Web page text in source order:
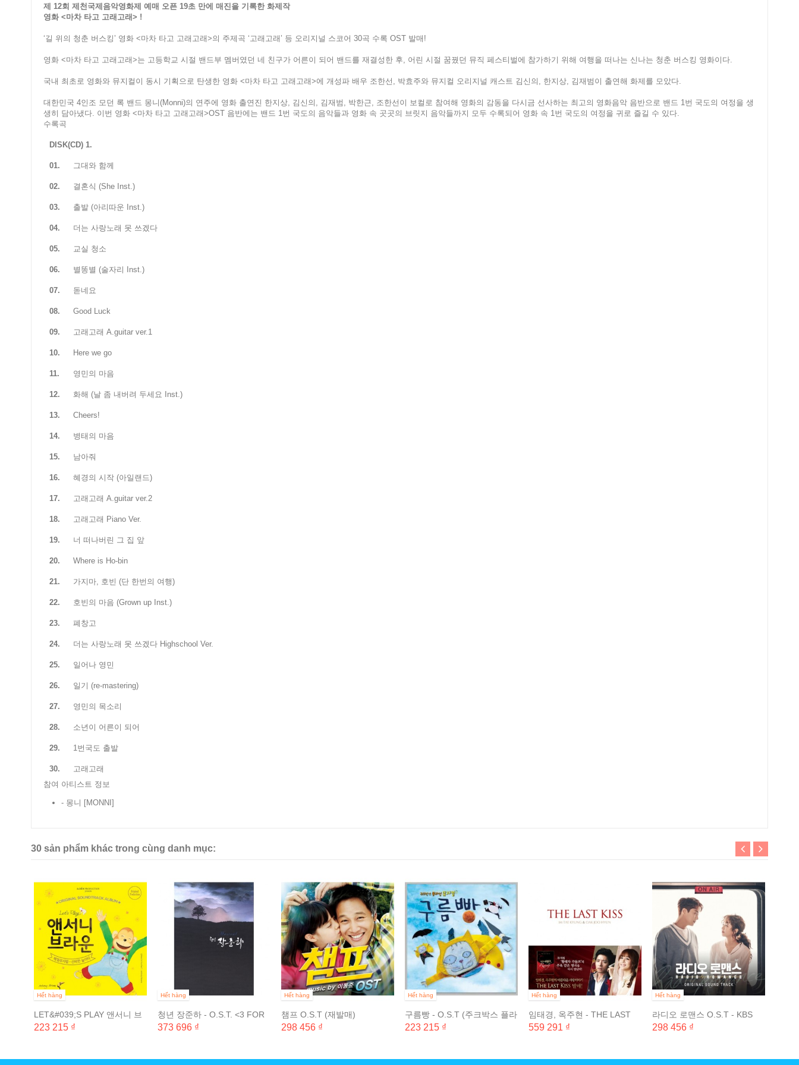
제 12회 제천국제음악영화제 예매 오픈 19초 만에 매진을 기록한 화제작
영화 <마차 타고 고래고래> !
‘길 위의 청춘 버스킹’ 영화 <마차 타고 고래고래>의 주제곡 ‘고래고래’ 등 오리지널 스코어 30곡 수록 OST 발매!
영화 <마차 타고 고래고래>는 고등학교 시절 밴드부 멤버였던 네 친구가 어른이 되어 밴드를 재결성한 후, 어린 시절 꿈꿨던 뮤직 페스티벌에 참가하기 위해 여행을 떠나는 신나는 청춘 버스킹 영화이다.
국내 최초로 영화와 뮤지컬이 동시 기획으로 탄생한 영화 <마차 타고 고래고래>에 개성파 배우 조한선, 박효주와 뮤지컬 오리지널 캐스트 김신의, 한지상, 김재범이 출연해 화제를 모았다.
대한민국 4인조 모던 록 밴드 몽니(Monni)의 연주에 영화 출연진 한지상, 김신의, 김재범, 박한근, 조한선이 보컬로 참여해 영화의 감동을 다시금 선사하는 최고의 영화음악 음반으로 밴드 1번 국도의 여정을 생
생히 담아냈다. 이번 영화 <마차 타고 고래고래>OST 음반에는 밴드 1번 국도의 음악들과 영화 속 곳곳의 브릿지 음악들까지 모두 수록되어 영화 속 1번 국도의 여정을 귀로 즐길 수 있다.
수록곡
DISK(CD) 1.
01. 그대와 함께
02. 결혼식 (She Inst.)
03. 출발 (아리따운 Inst.)
04. 더는 사랑노래 못 쓰겠다
05. 교실 청소
06. 별똥별 (술자리 Inst.)
07. 돋네요
08. Good Luck
09. 고래고래 A.guitar ver.1
10. Here we go
11. 영민의 마음
12. 화해 (날 좀 내버려 두세요 Inst.)
13. Cheers!
14. 병태의 마음
15. 남아줘
16. 혜경의 시작 (아일랜드)
17. 고래고래 A.guitar ver.2
18. 고래고래 Piano Ver.
19. 너 떠나버린 그 집 앞
20. Where is Ho-bin
21. 가지마, 호빈 (단 한번의 여행)
22. 호빈의 마음 (Grown up Inst.)
23. 폐창고
24. 더는 사랑노래 못 쓰겠다 Highschool Ver.
25. 일어나 영민
26. 일기 (re-mastering)
27. 영민의 목소리
28. 소년이 어른이 되어
29. 1번국도 출발
30.
고래고래
참여 아티스트 정보
- 몽니 [MONNI]
30 sản phẩm khác trong cùng danh mục:
Hết hàng
LET&#039;S PLAY 앤서니 브
라운 체험 뮤지컬 - 신비한 놀
223 215 ₫
Hết hàng
청년 장준하 - O.S.T. <3 FOR
1>
373 696 ₫
Hết hàng
챔프 O.S.T (재발매)
298 456 ₫
Hết hàng
구름빵 - O.S.T (주크박스 플라
잉 어드벤처 뮤지컬)
223 215 ₫
Hết hàng
임태경, 옥주현 - THE LAST
KISS O.S.T (뮤지컬 황태자 루
559 291 ₫
Hết hàng
라디오 로맨스 O.S.T - KBS
2TV 월화미니시리즈
298 456 ₫